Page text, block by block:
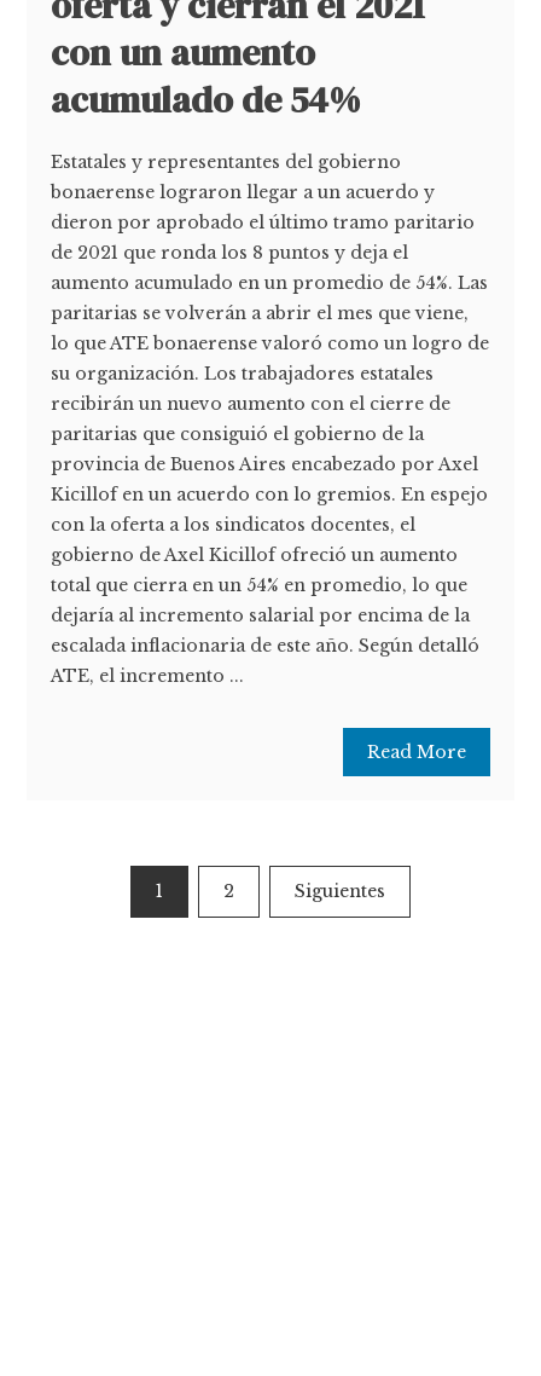
con un aumento
acumulado de 54%
Estatales y representantes del gobierno
bonaerense lograron llegar a un acuerdo y
dieron por aprobado el último tramo paritario
de 2021 que ronda los 8 puntos y deja el
aumento acumulado en un promedio de 54%. Las
paritarias se volverán a abrir el mes que viene,
lo que ATE bonaerense valoró como un logro de
su organización. Los trabajadores estatales
recibirán un nuevo aumento con el cierre de
paritarias que consiguió el gobierno de la
provincia de Buenos Aires encabezado por Axel
Kicillof en un acuerdo con lo gremios. En espejo
con la oferta a los sindicatos docentes, el
gobierno de Axel Kicillof ofreció un aumento
total que cierra en un 54% en promedio, lo que
dejaría al incremento salarial por encima de la
escalada inflacionaria de este año. Según detalló
ATE, el incremento ...
Read More
Paginación
1 2 Siguientes